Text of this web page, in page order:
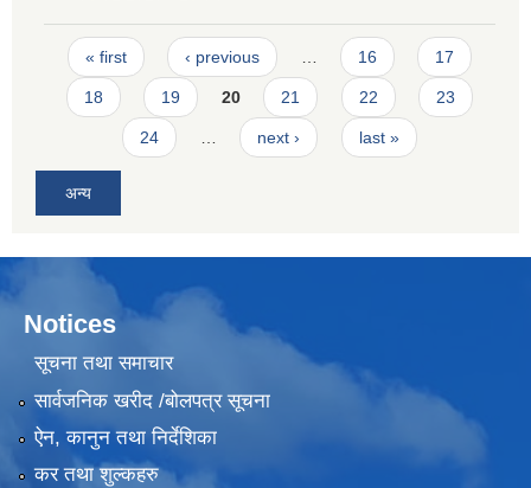
Pages
« first ‹ previous … 16 17
18 19 20 21 22 23
24 … next › last »
अन्य
Notices
सूचना तथा समाचार
सार्वजनिक खरीद /बोलपत्र सूचना
ऐन, कानुन तथा निर्देशिका
कर तथा शुल्कहरु